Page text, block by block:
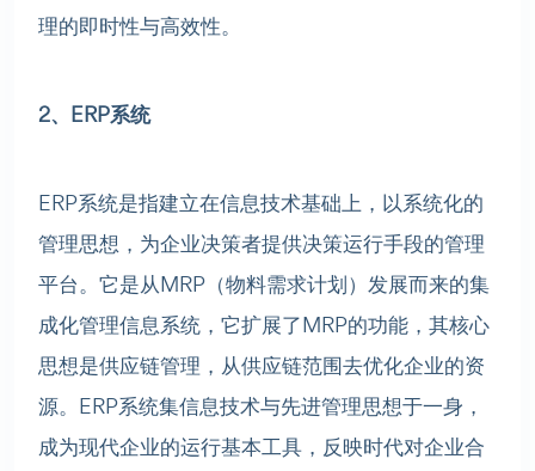
理的即时性与高效性。
2、ERP系统
ERP系统是指建立在信息技术基础上，以系统化的
管理思想，为企业决策者提供决策运行手段的管理
平台。它是从MRP（物料需求计划）发展而来的集
成化管理信息系统，它扩展了MRP的功能，其核心
思想是供应链管理，从供应链范围去优化企业的资
源。ERP系统集信息技术与先进管理思想于一身，
成为现代企业的运行基本工具，反映时代对企业合